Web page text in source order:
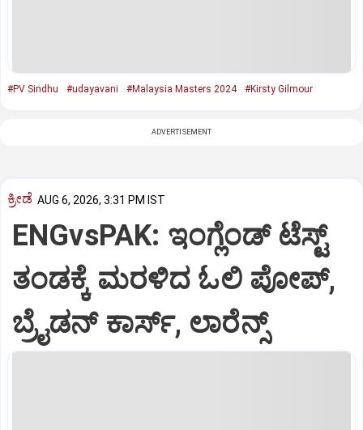
#PV Sindhu #udayavani #Malaysia Masters 2024 #Kirsty Gilmour
ADVERTISEMENT
ಕ್ರೀಡೆ AUG 6, 2026, 3:31 PM IST
ENGvsPAK: ಇಂಗ್ಲೆಂಡ್‌ ಟೆಸ್ಟ್‌
ತಂಡಕ್ಕೆ ಮರಳಿದ ಓಲಿ ಪೋಪ್,
ಬ್ರೈಡನ್ ಕಾರ್ಸ್, ಲಾರೆನ್ಸ್